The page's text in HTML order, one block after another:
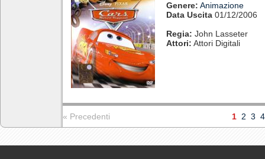
Genere: Animazione
Data Uscita 01/12/2006
Regia: John Lasseter
Attori: Attori Digitali
« Precedenti 1 2 3 4